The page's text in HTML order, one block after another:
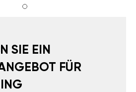
SIE EIN
FÜR